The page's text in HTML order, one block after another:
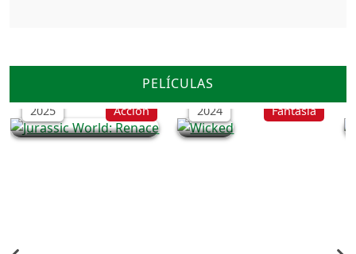
PELÍCULAS
Jurassic World: Renace
2025 Acción
Wicked
2024 Fantasía